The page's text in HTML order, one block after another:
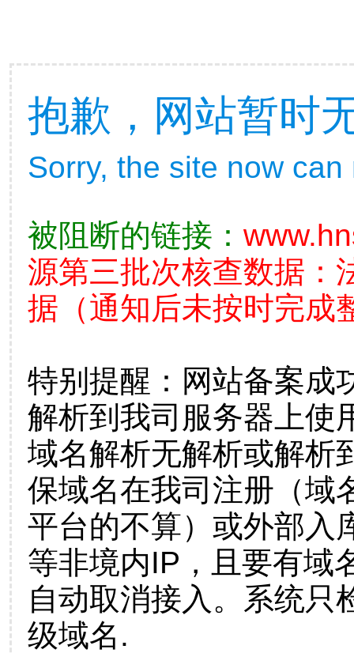
抱歉，网站暂时
Sorry, the site now
被阻断的链接：
源第三批次核查数据：
据（通知后未按时完成
特别提醒：网站备案成
解析到我司服务器上使
域名解析无解析或解析
保域名在我司注册（域
平台的不算）或外部入
等非境内IP，且要有域
自动取消接入。系统只
级域名.